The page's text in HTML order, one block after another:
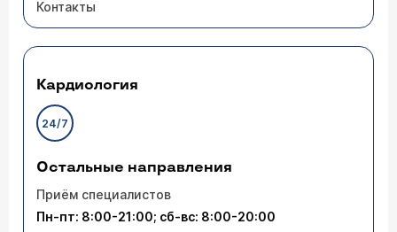
Контакты
Кардиология
24/7
Остальные направления
Приём специалистов
Пн-пт: 8:00-21:00; сб-вс: 8:00-20:00